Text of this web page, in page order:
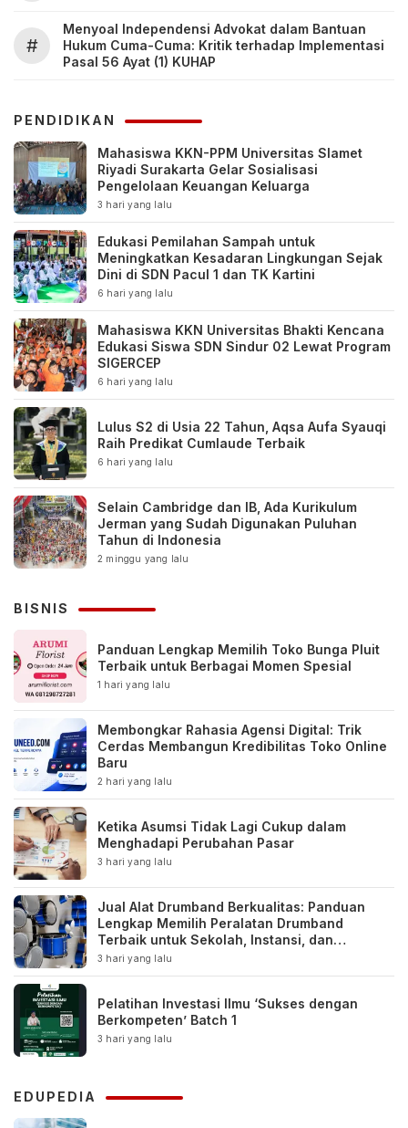
#
Menyoal Independensi Advokat dalam Bantuan
Hukum Cuma-Cuma: Kritik terhadap Implementasi
Pasal 56 Ayat (1) KUHAP
PENDIDIKAN
Mahasiswa KKN-PPM Universitas Slamet
Riyadi Surakarta Gelar Sosialisasi
Pengelolaan Keuangan Keluarga
3 hari yang lalu
Edukasi Pemilahan Sampah untuk
Meningkatkan Kesadaran Lingkungan Sejak
Dini di SDN Pacul 1 dan TK Kartini
6 hari yang lalu
Mahasiswa KKN Universitas Bhakti Kencana
Edukasi Siswa SDN Sindur 02 Lewat Program
SIGERCEP
6 hari yang lalu
Lulus S2 di Usia 22 Tahun, Aqsa Aufa Syauqi
Raih Predikat Cumlaude Terbaik
6 hari yang lalu
Selain Cambridge dan IB, Ada Kurikulum
Jerman yang Sudah Digunakan Puluhan
Tahun di Indonesia
2 minggu yang lalu
BISNIS
Panduan Lengkap Memilih Toko Bunga Pluit
Terbaik untuk Berbagai Momen Spesial
1 hari yang lalu
Membongkar Rahasia Agensi Digital: Trik
Cerdas Membangun Kredibilitas Toko Online
Baru
2 hari yang lalu
Ketika Asumsi Tidak Lagi Cukup dalam
Menghadapi Perubahan Pasar
3 hari yang lalu
Jual Alat Drumband Berkualitas: Panduan
Lengkap Memilih Peralatan Drumband
Terbaik untuk Sekolah, Instansi, dan
Komunitas
3 hari yang lalu
Pelatihan Investasi Ilmu ‘Sukses dengan
Berkompeten’ Batch 1
3 hari yang lalu
EDUPEDIA